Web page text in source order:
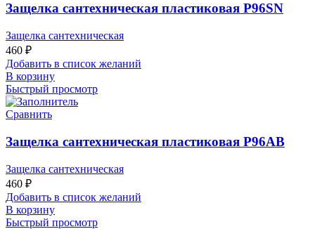
Защелка сантехническая пластиковая P96SN
Защелка сантехническая
460 ₽
Добавить в список желаний
В корзину
Быстрый просмотр
Сравнить
Защелка сантехническая пластиковая Р96АВ
Защелка сантехническая
460 ₽
Добавить в список желаний
В корзину
Быстрый просмотр